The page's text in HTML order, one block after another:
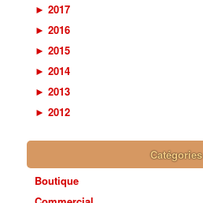
► 2017
► 2016
► 2015
► 2014
► 2013
► 2012
Catégories
Boutique